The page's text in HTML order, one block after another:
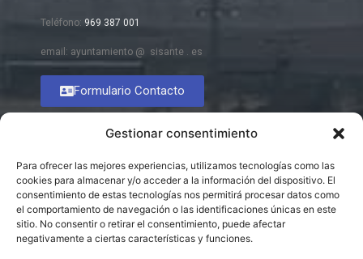
Gestionar consentimiento
Para ofrecer las mejores experiencias, utilizamos tecnologías como las
cookies para almacenar y/o acceder a la información del dispositivo. El
consentimiento de estas tecnologías nos permitirá procesar datos como
el comportamiento de navegación o las identificaciones únicas en este
sitio. No consentir o retirar el consentimiento, puede afectar
negativamente a ciertas características y funciones.
Teléfono: 969 387 001
email: ayuntamiento @ sisante . es
Formulario Contacto